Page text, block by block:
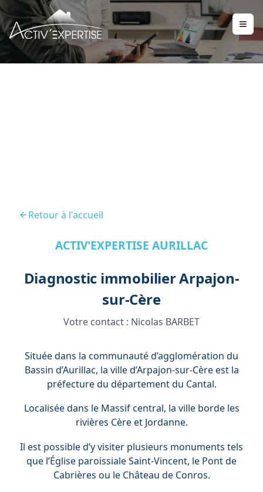
Retour à l'accueil
ACTIV'EXPERTISE AURILLAC
Diagnostic immobilier Arpajon-
sur-Cère
Votre contact : Nicolas BARBET
Située dans la communauté d’agglomération du
Bassin d’Aurillac, la ville d’Arpajon-sur-Cère est la
préfecture du département du Cantal.
Localisée dans le Massif central, la ville borde les
rivières Cère et Jordanne.
Il est possible d’y visiter plusieurs monuments tels
que l’Église paroissiale Saint-Vincent, le Pont de
Cabrières ou le Château de Conros.